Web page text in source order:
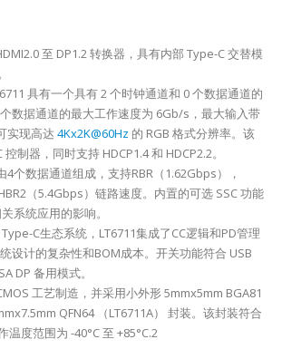
至 DP1.2 转换器，具有内部 Type-C 交替模
具有一个具有 2 个时钟通道和 0 个数据通道的
数据通道的最大工作速度为 6Gb/s，最大输入带
实现高达 4Kx2K@60Hz 的 RGB 格式分辨率。该
制器，同时支持 HDCP1.4 和 HDCP2.2。
4个数据通道组成，支持RBR（1.62Gbps），
（5.4Gbps）链路速度。内置的可选 SSC 功能
系统应用的影响。
C生态系统，LT6711集成了CC逻辑和PD管理
设计的复杂性和BOM成本。开关功能符合 USB
DP 备用模式。
工艺制造，并采用小外形 5mmx5mm BGA81
QFN64 （LT6711A） 封装。该封装符合
温度范围为 -40°C 至 +85°C.2